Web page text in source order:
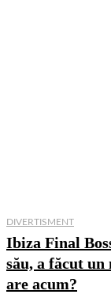
DIVERTISMENT
Ibiza Final
său, a făcut
are acum?